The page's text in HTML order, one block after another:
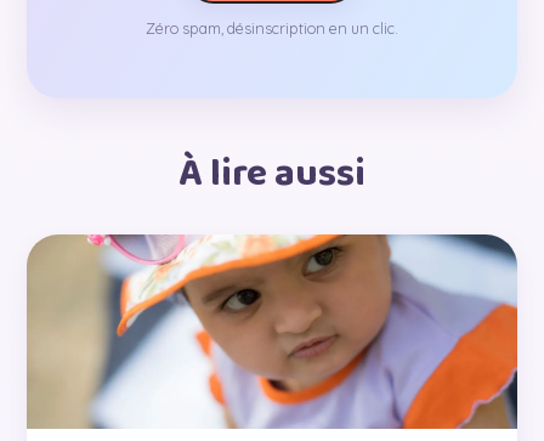
Zéro spam, désinscription en un clic.
À lire aussi